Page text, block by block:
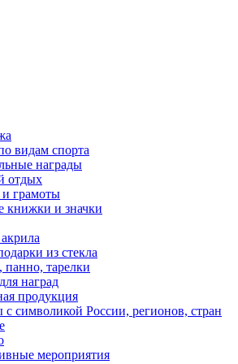
видам спорта
награды
отдых
грамоты
книжки и значки
из стекла
панно, тарелки
наград
продукция
символикой России, регионов, стран
мероприятия